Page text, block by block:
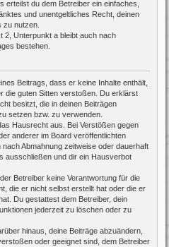
erteilst du dem Betreiber ein einfaches,
und unentgeltliches Recht, deinen
zu nutzen.
2, Unterpunkt a bleibt auch nach
bestehen.
Beitrags, dass er keine Inhalte enthält,
die guten Sitten verstoßen. Du erklärst
besitzt, die in deinen Beiträgen
setzen bzw. zu verwenden.
Hausrecht aus. Bei Verstößen gegen
anderer im Board veröffentlichten
Abmahnung zeitweise oder dauerhaft
ausschließen und dir ein Hausverbot
Betreiber keine Verantwortung für die
die er nicht selbst erstellt hat oder die er
Du gestattest dem Betreiber, dein
jederzeit zu löschen oder zu
hinaus, deine Beiträge abzuändern,
oder geeignet sind, dem Betreiber